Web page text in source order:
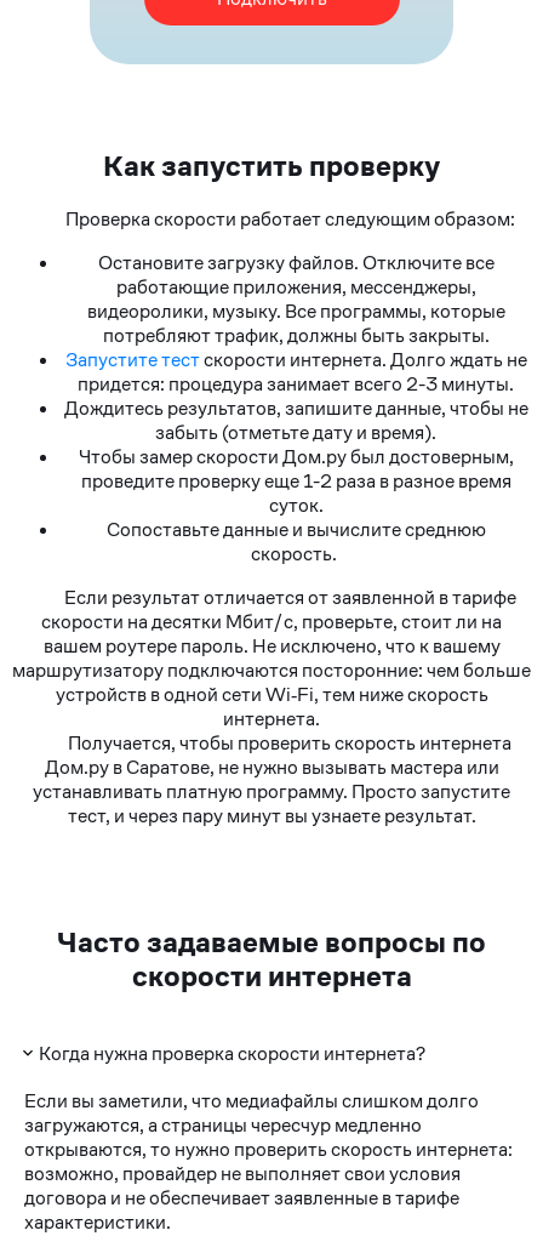
Как запустить проверку
Проверка скорости работает следующим образом:
Остановите загрузку файлов. Отключите все
работающие приложения, мессенджеры,
видеоролики, музыку. Все программы, которые
потребляют трафик, должны быть закрыты.
Запустите тестскорости интернета. Долго ждать не
придется: процедура занимает всего 2-3 минуты.
Дождитесь результатов, запишите данные, чтобы не
забыть (отметьте дату и время).
Чтобы замер скорости Дом.ру был достоверным,
проведите проверку еще 1-2 раза в разное время
суток.
Сопоставьте данные и вычислите среднюю
скорость.
Если результат отличается от заявленной в тарифе
скорости на десятки Мбит/с, проверьте, стоит ли на
вашем роутере пароль. Не исключено, что к вашему
маршрутизатору подключаются посторонние: чем больше
устройств в одной сети Wi‑Fi, тем ниже скорость
интернета.
Получается, чтобы проверить скорость интернета
Дом.ру в Саратове, не нужно вызывать мастера или
устанавливать платную программу. Просто запустите
тест, и через пару минут вы узнаете результат.
Часто задаваемые вопросы по
скорости интернета
Когда нужна проверка скорости интернета?
Если вы заметили, что медиафайлы слишком долго
загружаются, а страницы чересчур медленно
открываются, то нужно проверить скорость интернета:
возможно, провайдер не выполняет свои условия
договора и не обеспечивает заявленные в тарифе
характеристики.